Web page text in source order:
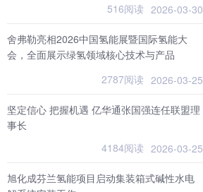
516阅读 2026-03-30
舍弗勒亮相2026中国氢能展暨国际氢能大
会，全面展示绿氢领域核心技术与产品
2787阅读 2026-03-25
坚定信心 把握机遇 亿华通张国强连任联盟理
事长
4184阅读 2026-03-25
旭化成芬兰氢能项目启动集装箱式碱性水电